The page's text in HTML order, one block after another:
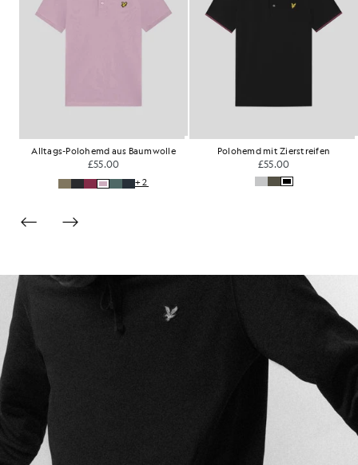
Alltags-Polohemd aus Baumwolle
£55.00
+2
Polohemd mit Zierstreifen
£55.00